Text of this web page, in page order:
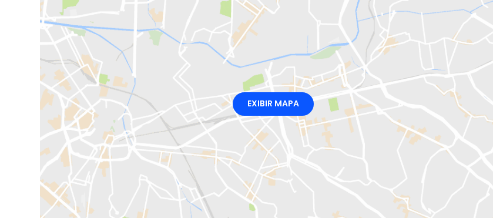
EXIBIR MAPA